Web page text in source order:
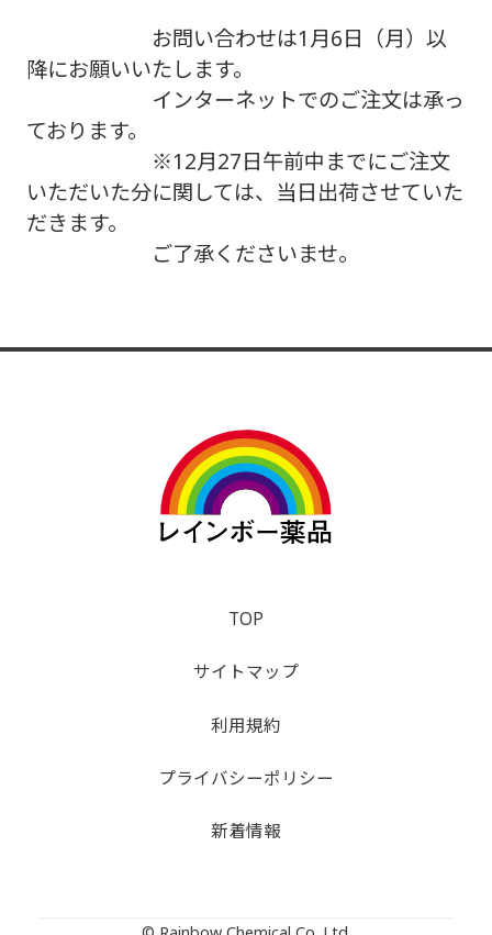
お問い合わせは1月6日（月）以
降にお願いいたします。
インターネットでのご注文は承っ
ております。
※12月27日午前中までにご注文
いただいた分に関しては、当日出荷させていた
だきます。
ご了承くださいませ。
TOP
サイトマップ
利用規約
プライバシーポリシー
新着情報